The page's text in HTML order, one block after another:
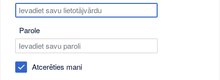
Parole
Atcerēties mani